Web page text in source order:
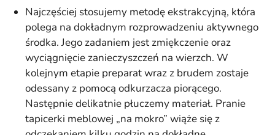
Najczęściej stosujemy metodę ekstrakcyjną, która
polega na dokładnym rozprowadzeniu aktywnego
środka. Jego zadaniem jest zmiękczenie oraz
wyciągnięcie zanieczyszczeń na wierzch. W
kolejnym etapie preparat wraz z brudem zostaje
odessany z pomocą odkurzacza piorącego.
Następnie delikatnie płuczemy materiał. Pranie
tapicerki meblowej „na mokro” wiąże się z